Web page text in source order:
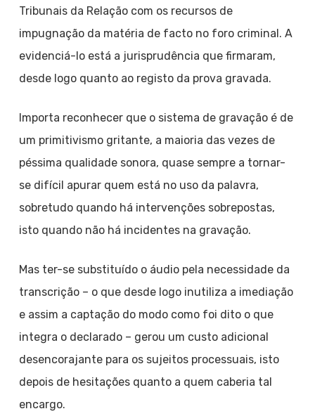
Tribunais da Relação com os recursos de
impugnação da matéria de facto no foro criminal. A
evidenciá-lo está a jurisprudência que firmaram,
desde logo quanto ao registo da prova gravada.
Importa reconhecer que o sistema de gravação é de
um primitivismo gritante, a maioria das vezes de
péssima qualidade sonora, quase sempre a tornar-
se difícil apurar quem está no uso da palavra,
sobretudo quando há intervenções sobrepostas,
isto quando não há incidentes na gravação.
Mas ter-se substituído o áudio pela necessidade da
transcrição – o que desde logo inutiliza a imediação
e assim a captação do modo como foi dito o que
integra o declarado – gerou um custo adicional
desencorajante para os sujeitos processuais, isto
depois de hesitações quanto a quem caberia tal
encargo.